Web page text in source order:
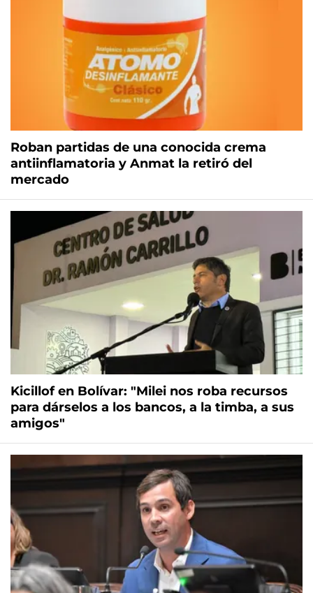
Roban partidas de una conocida crema
antiinflamatoria y Anmat la retiró del
mercado
Kicillof en Bolívar: "Milei nos roba recursos
para dárselos a los bancos, a la timba, a sus
amigos"